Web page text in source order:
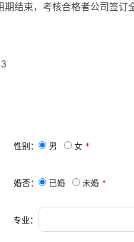
结束，考核合格者公司签订
性别： 男 女 *
婚否： 已婚 未婚 *
专业：